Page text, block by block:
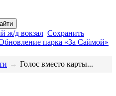
ж/д вокзал Сохранить
парка «За Саймой»
→ ​Голос вместо карты...